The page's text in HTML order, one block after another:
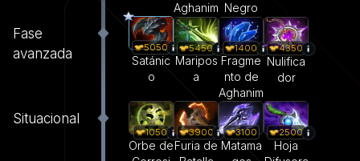
Aghanim Negro
Fase
avanzada
5050
Satánic
o
5450
Maripos
a
1400
Fragme
nto de
Aghanim
4350
Nulifica
dor
Situacional
1050
Orbe de
3900
Furia de
3100
Matama
2500
Hoja